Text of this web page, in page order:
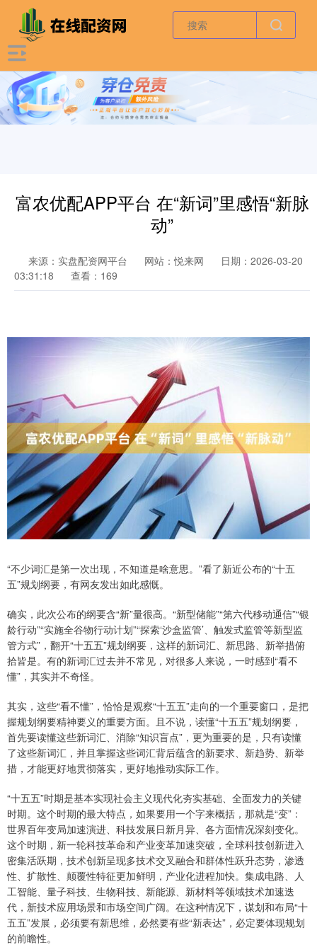
富农优配APP平台 在“新词”里感悟“新脉
动”
来源：实盘配资网平台 网站：悦来网
日期：2026-03-20
03:31:18
查看：169
“不少词汇是第一次出现，不知道是啥意思。”看了新近公布的“十五
五”规划纲要，有网友发出如此感慨。
确实，此次公布的纲要含“新”量很高。“新型储能”“第六代移动通信”“银
龄行动”“实施全谷物行动计划”“探索‘沙盒监管’、触发式监管等新型监
管方式”，翻开“十五五”规划纲要，这样的新词汇、新思路、新举措俯
拾皆是。有的新词汇过去并不常见，对很多人来说，一时感到“看不
懂”，其实并不奇怪。
其实，这些“看不懂”，恰恰是观察“十五五”走向的一个重要窗口，是把
握规划纲要精神要义的重要方面。且不说，读懂“十五五”规划纲要，
首先要读懂这些新词汇、消除“知识盲点”，更为重要的是，只有读懂
了这些新词汇，并且掌握这些词汇背后蕴含的新要求、新趋势、新举
措，才能更好地贯彻落实，更好地推动实际工作。
“十五五”时期是基本实现社会主义现代化夯实基础、全面发力的关键
时期。这个时期的最大特点，如果要用一个字来概括，那就是“变”：
世界百年变局加速演进、科技发展日新月异、各方面情况深刻变化。
这个时期，新一轮科技革命和产业变革加速突破，全球科技创新进入
密集活跃期，技术创新呈现多技术交叉融合和群体性跃升态势，渗透
性、扩散性、颠覆性特征更加鲜明，产业化进程加快。集成电路、人
工智能、量子科技、生物科技、新能源、新材料等领域技术加速迭
代，新技术应用场景和市场空间广阔。在这种情况下，谋划和布局“十
五五”发展，必须要有新思维，必然要有些“新表达”，必定要体现规划
的前瞻性。